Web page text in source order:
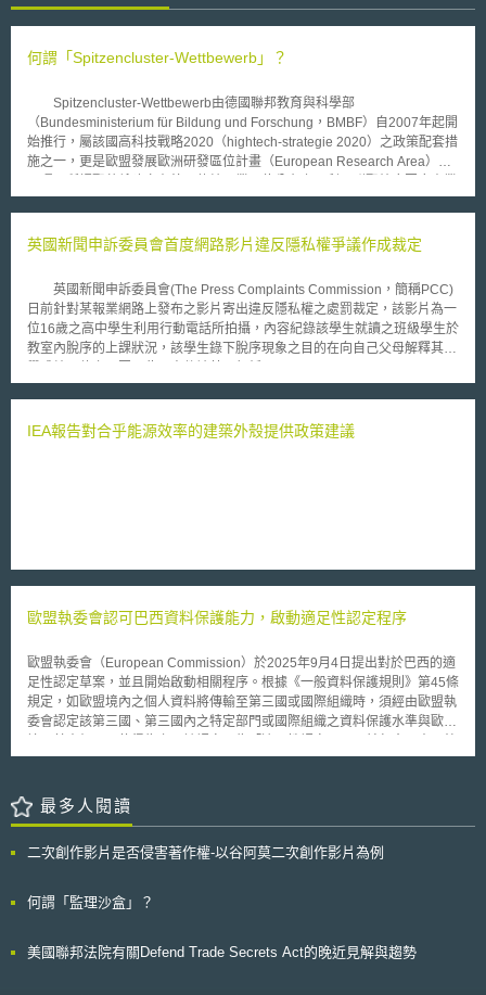
何謂「Spitzencluster-Wettbewerb」？
Spitzencluster-Wettbewerb由德國聯邦教育與科學部
（Bundesministerium für Bildung und Forschung，BMBF）自2007年起開
始推行，屬該國高科技戰略2020（hightech-strategie 2020）之政策配套措
施之一，更是歐盟發展歐洲研發區位計畫（European Research Area）之
技術發展的複雜問題（產業問題非單一技術可解決），使各具專長之學研機
合作效率，促進產業創新及升級。聚落多以成立協會（association）為主，
作，並對會員收取會費。 本計畫作為重要的區域產學研合作計畫，乃
承襲自德國過去不斷推動的區域產學研合作計畫，其特色是採取競爭方式選
出德國境內優秀之聚落，並補助其相關研發計畫。自2007年至2015年間，
已有三次選拔，並選出共15個領先聚落，分別涉及領域橫跨航太、資通訊、
能源、生技等技術發展。至2015年為止總計已補助超過1300個計畫。
本計畫已補助3.6億歐元預算，至2017年底將再投入5億歐元預算。
英國新聞申訴委員會首度網路影片違反隱私權爭議作成裁定
英國新聞申訴委員會(The Press Complaints Commission，簡稱PCC)
日前針對某報業網路上發布之影片寄出違反隱私權之處罰裁定，該影片為一
位16歲之高中學生利用行動電話所拍攝，內容紀錄該學生就讀之班級學生於
教室內脫序的上課狀況，該學生錄下脫序現象之目的在向自己父母解釋其數
The Hamilton Advertiser報導出來並將該影片公布於網路。 該校「家
申訴，主張報社報導並於網路上公布該影片之行為，構成對於影片中學生之
響，但學生隱私之保護將比新聞媒體呈現事件之利益更為重要，故裁定該報
月已開始對於報社所擁有之多媒體網路內容規範管理，而該規範並未排除大
IEA報告對合乎能源效率的建築外殼提供政策建議
歐盟執委會認可巴西資料保護能力，啟動適足性認定程序
歐盟執委會（European Commission）於2025年9月4日提出對於巴西的適
足性認定草案，並且開始啟動相關程序。根據《一般資料保護規則》第45條
規定，如歐盟境內之個人資料將傳輸至第三國或國際組織時，須經由歐盟執
委會認定該第三國、第三國內之特定部門或國際組織之資料保護水準與歐盟
國、加拿大、阿根廷及烏拉圭皆已取得適足性認定。 本次歐盟執委會所提
Proteção de Dados, LGPD）當中的目的限制、必要性、透明性、安全性及
問責機制等原則，以及個資監管與執法之獨立機構「巴西資料保護局」
國內的個人資料保護水準已達到與GDPR所要保護水準相同。 此外，ANPD
之國際資料傳輸規則，ANPS正依照該規則進行對歐盟進行法律評估，認定
於巴西之適足性認定草案，後續須經由歐洲資料保護委員會（European
最多人閱讀
二次創作影片是否侵害著作權-以谷阿莫二次創作影片為例
何謂「監理沙盒」？
美國聯邦法院有關Defend Trade Secrets Act的晚近見解與趨勢